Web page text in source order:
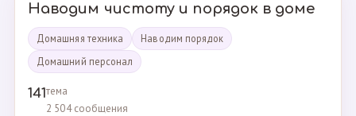
Наводим чистоту и порядок в доме
Домашняя техника
Наводим порядок
Домашний персонал
141тема
2 504 сообщения